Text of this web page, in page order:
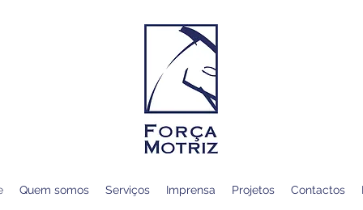
Quem somos Serviços Imprensa Projetos Contactos